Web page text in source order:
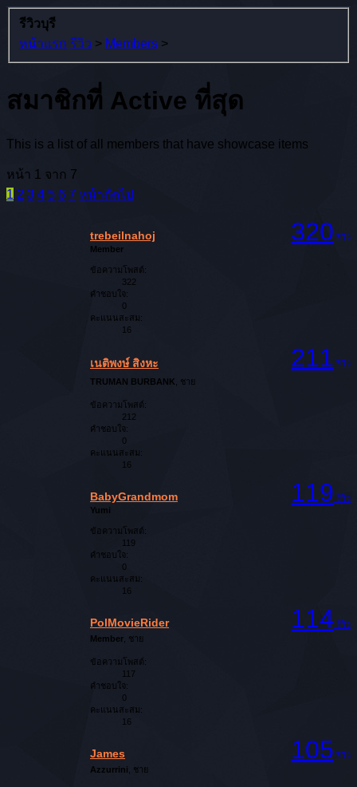
รีวิวบุรี
หน้าแรก รีวิว > Members >
สมาชิกที่ Active ที่สุด
This is a list of all members that have showcase items
หน้า 1 จาก 7
1 2 3 4 5 6 7 หน้าถัดไป
320 รีวิว
trebeilnahoj
Member
ข้อความโพสต์:
322
คำชอบใจ:
0
คะแนนสะสม:
16
211 รีวิว
เนติพงษ์ สิงหะ
TRUMAN BURBANK, ชาย
ข้อความโพสต์:
212
คำชอบใจ:
0
คะแนนสะสม:
16
119 รีวิว
BabyGrandmom
Yumi
ข้อความโพสต์:
119
คำชอบใจ:
0
คะแนนสะสม:
16
114 รีวิว
PolMovieRider
Member, ชาย
ข้อความโพสต์:
117
คำชอบใจ:
0
คะแนนสะสม:
16
105 รีวิว
James
Azzurrini, ชาย